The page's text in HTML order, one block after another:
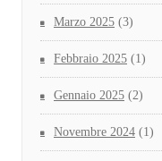
Marzo 2025 (3)
Febbraio 2025 (1)
Gennaio 2025 (2)
Novembre 2024 (1)